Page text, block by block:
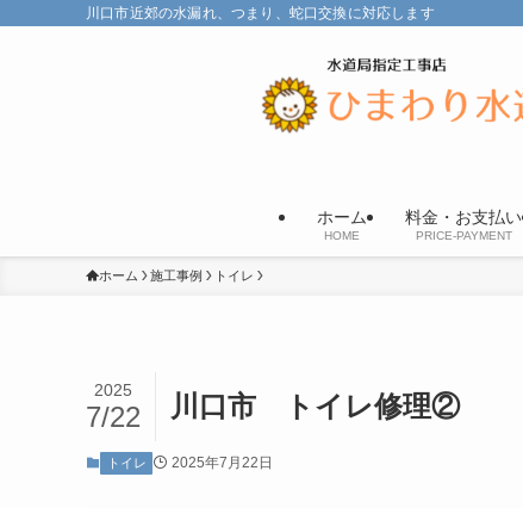
川口市近郊の水漏れ、つまり、蛇口交換に対応します
ホーム
HOME
料金・お支払い
PRICE-PAYMENT
ホーム 施工事例 トイレ
川口市 トイレ修理②
2025
7/22
トイレ 2025年7月22日